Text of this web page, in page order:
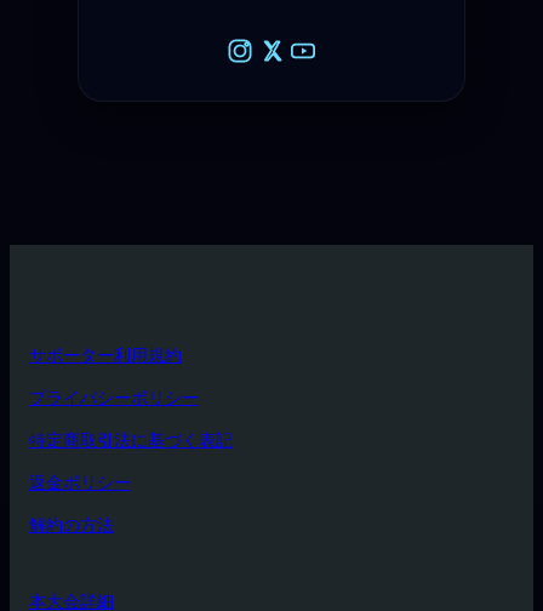
サポーター利用規約
プライバシーポリシー
特定商取引法に基づく表記
返金ポリシー
解約の方法
本大会詳細